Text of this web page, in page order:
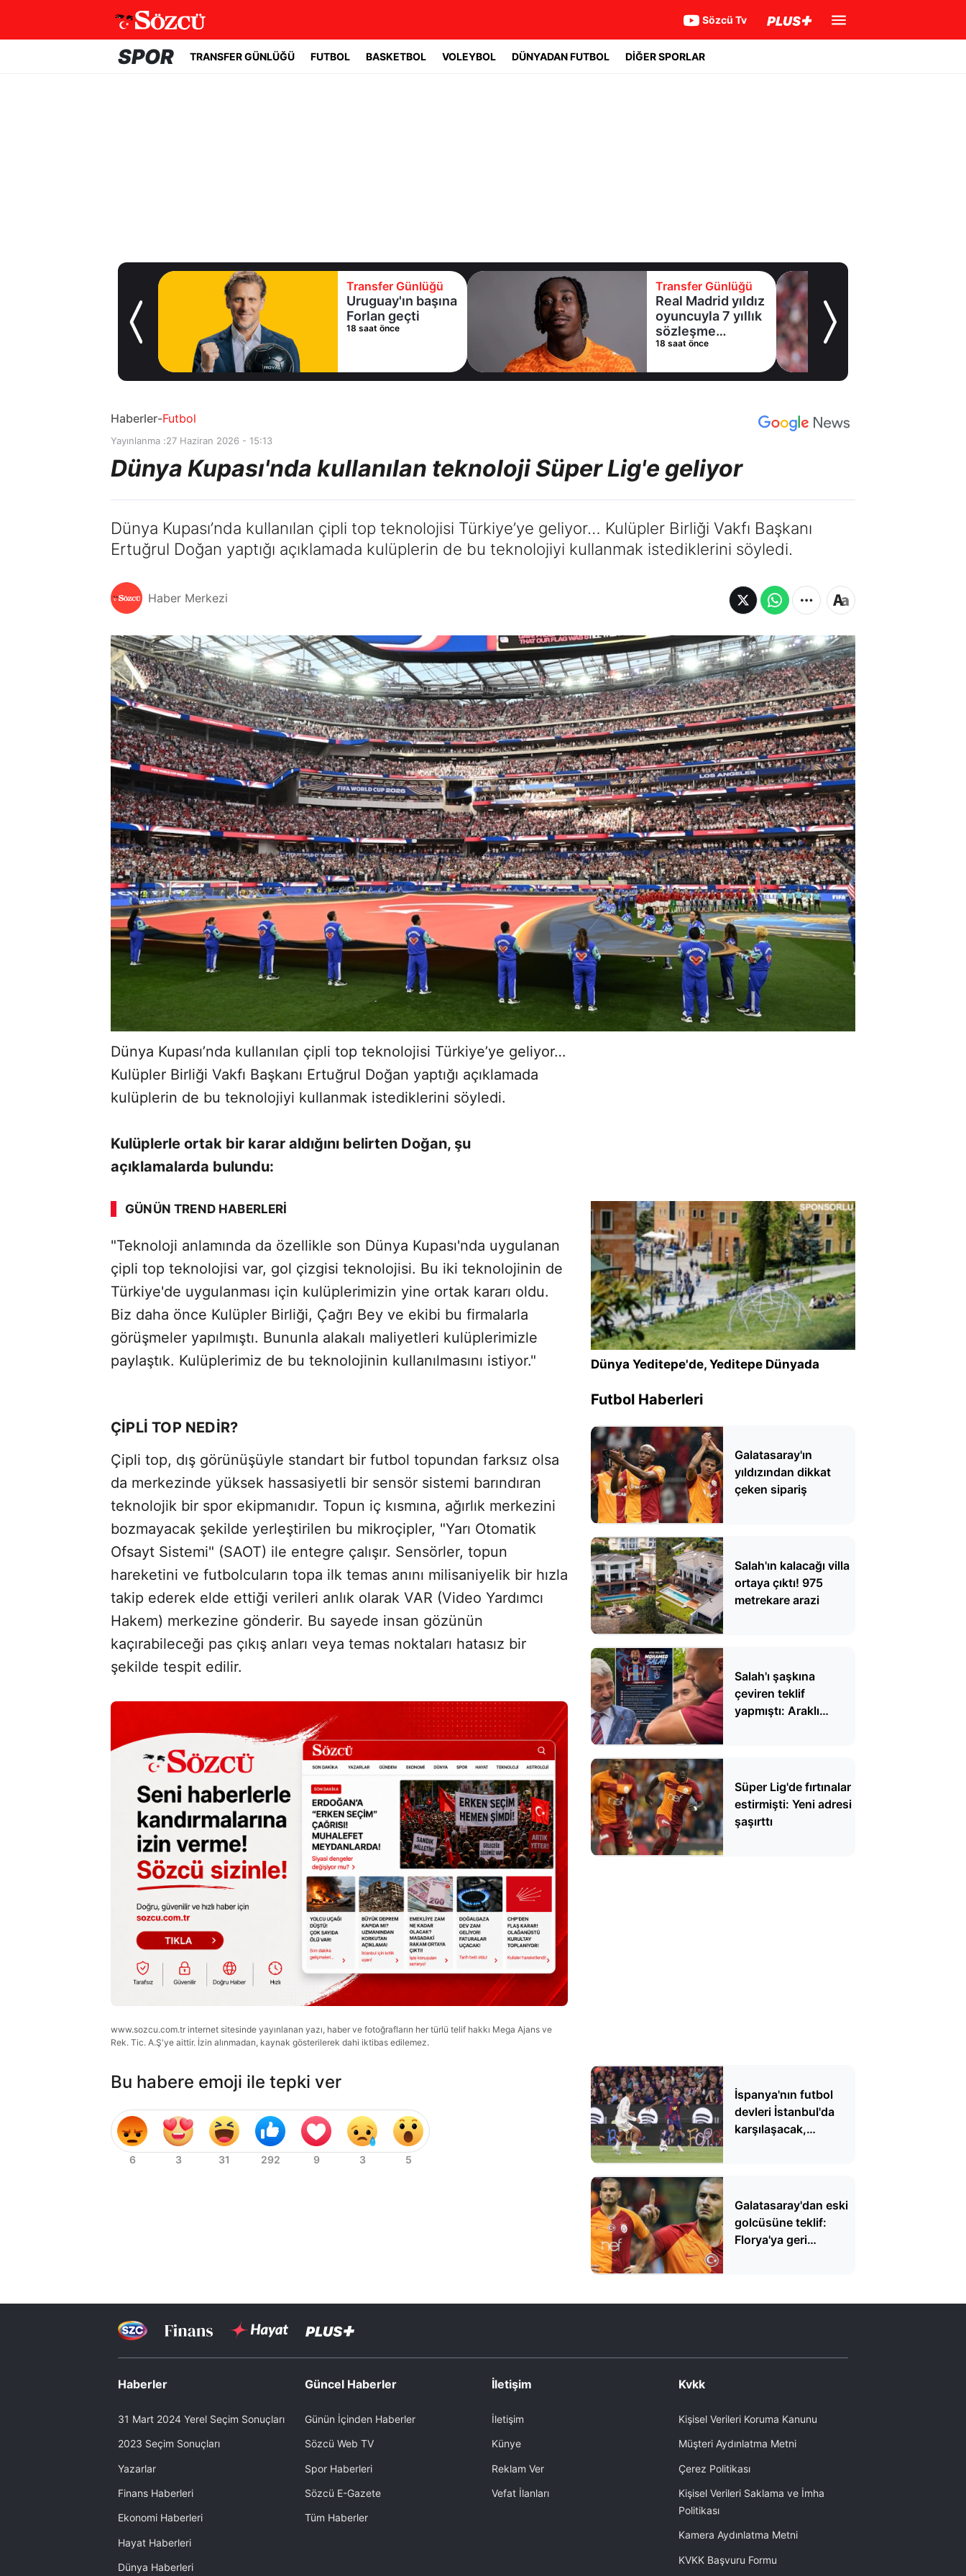
Sözcü Tv
SPOR TRANSFER GÜNLÜĞÜ FUTBOL BASKETBOL VOLEYBOL DÜNYADAN FUTBOL DİĞER SPORLAR
Geleceği tartışma
konusuydu! Real
Transfer Günlüğü
Uruguay'ın başına
Forlan geçti
18 saat önce
Transfer Günlüğü
Real Madrid yıldız
oyuncuyla 7 yıllık
sözleşme
imzaladı
18 saat önce
Haberler-Futbol
Yayınlanma :27 Haziran 2026 - 15:13
Dünya Kupası'nda kullanılan teknoloji Süper Lig'e geliyor
Dünya Kupası’nda kullanılan çipli top teknolojisi Türkiye’ye geliyor… Kulüpler Birliği Vakfı Başkanı
Ertuğrul Doğan yaptığı açıklamada kulüplerin de bu teknolojiyi kullanmak istediklerini söyledi.
Haber Merkezi
Dünya Kupası’nda kullanılan çipli top teknolojisi Türkiye’ye geliyor…
Kulüpler Birliği Vakfı Başkanı Ertuğrul Doğan yaptığı açıklamada
kulüplerin de bu teknolojiyi kullanmak istediklerini söyledi.
Kulüplerle ortak bir karar aldığını belirten Doğan, şu
açıklamalarda bulundu:
GÜNÜN TREND HABERLERI
00:02 / 02:14
Sesi Aç
"Teknoloji anlamında da özellikle son Dünya Kupası'nda uygulanan
çipli top teknolojisi var, gol çizgisi teknolojisi. Bu iki teknolojinin de
Türkiye'de uygulanması için kulüplerimizin yine ortak kararı oldu.
Biz daha önce Kulüpler Birliği, Çağrı Bey ve ekibi bu firmalarla
görüşmeler yapılmıştı. Bununla alakalı maliyetleri kulüplerimizle
paylaştık. Kulüplerimiz de bu teknolojinin kullanılmasını istiyor."
ÇİPLİ TOP NEDİR?
Çipli top, dış görünüşüyle standart bir futbol topundan farksız olsa
da merkezinde yüksek hassasiyetli bir sensör sistemi barındıran
teknolojik bir spor ekipmanıdır. Topun iç kısmına, ağırlık merkezini
bozmayacak şekilde yerleştirilen bu mikroçipler, "Yarı Otomatik
Ofsayt Sistemi" (SAOT) ile entegre çalışır. Sensörler, topun
hareketini ve futbolcuların topa ilk temas anını milisaniyelik bir hızla
takip ederek elde ettiği verileri anlık olarak VAR (Video Yardımcı
Hakem) merkezine gönderir. Bu sayede insan gözünün
kaçırabileceği pas çıkış anları veya temas noktaları hatasız bir
şekilde tespit edilir.
www.sozcu.com.tr internet sitesinde yayınlanan yazı, haber ve fotoğrafların her türlü telif hakkı Mega Ajans ve
Rek. Tic. A.Ş'ye aittir. İzin alınmadan, kaynak gösterilerek dahi iktibas edilemez.
Bu habere emoji ile tepki ver
Dünya Yeditepe'de, Yeditepe Dünyada
Futbol Haberleri
Galatasaray'ın
yıldızından dikkat
çeken sipariş
Salah'ın kalacağı villa
ortaya çıktı! 975
metrekare arazi
Salah'ı şaşkına
çeviren teklif
yapmıştı: Araklı
Süper Lig'de fırtınalar
estirmişti: Yeni adresi
şaşırttı
İspanya'nın futbol
devleri İstanbul'da
karşılaşacak,
Galatasaray'dan eski
golcüsüne teklif:
Florya'ya geri
Haberler
31 Mart 2024 Yerel Seçim Sonuçları
2023 Seçim Sonuçları
Yazarlar
Finans Haberleri
Ekonomi Haberleri
Hayat Haberleri
Dünya Haberleri
Güncel Haberler
Günün İçinden Haberler
Sözcü Web TV
Spor Haberleri
Sözcü E-Gazete
Tüm Haberler
İletişim
İletişim
Künye
Reklam Ver
Vefat İlanları
Kvkk
Kişisel Verileri Koruma Kanunu
Müşteri Aydınlatma Metni
Çerez Politikası
Kişisel Verileri Saklama ve İmha
Politikası
Kamera Aydınlatma Metni
KVKK Başvuru Formu